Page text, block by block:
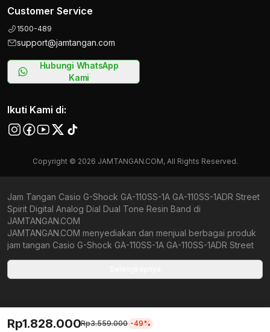
Customer Service
1500-489
support@jamtangan.com
Hubungi WhatsApp
Kami
Ikuti Kami di:
Copyright © 2026 JAMTANGAN.COM, All Rights Reserved.
Jam Tangan Casio G-Shock GA-110SS-1A GA-110SS-1ADR Street
Spirit Digital Analog Dial Dual Tone Resin Band di
JAMTANGAN.COM
JAMTANGAN.COM menyediakan dan menjual berbagai produk
jam tangan Casio G-Shock GA-110SS-1A GA-110SS-1ADR Street
Kami berkomitmen untuk memberi penawaran terbaik bagi
yang tersedia merupakan produk jam tangan original,
berkualitas tinggi, dan memiliki harga yang lebih terjangkau dari
toko online Indonesia lainnya. Anda, watchlovers, merupakan
Rp1.828.000Rp3.559.000 -49%